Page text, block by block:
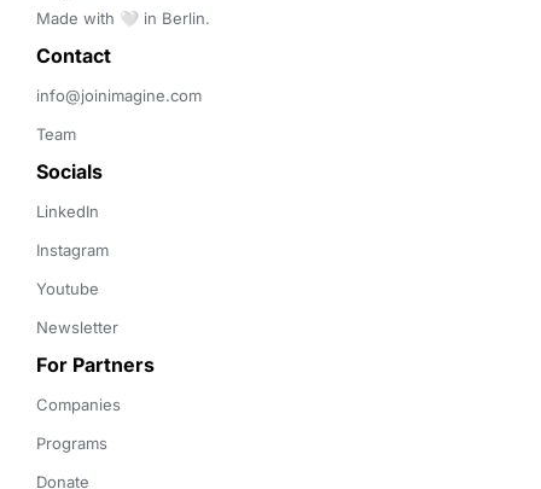
Made with 🤍 in Berlin.
Contact
info@joinimagine.com
Team
Socials
LinkedIn
Instagram
Youtube
Newsletter
For Partners
Companies
Programs
Donate